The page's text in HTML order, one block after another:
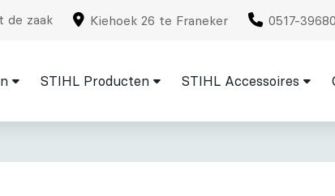
de zaak Kiehoek 26 te Franeker 0517-
STIHL Producten STIHL Accessoires